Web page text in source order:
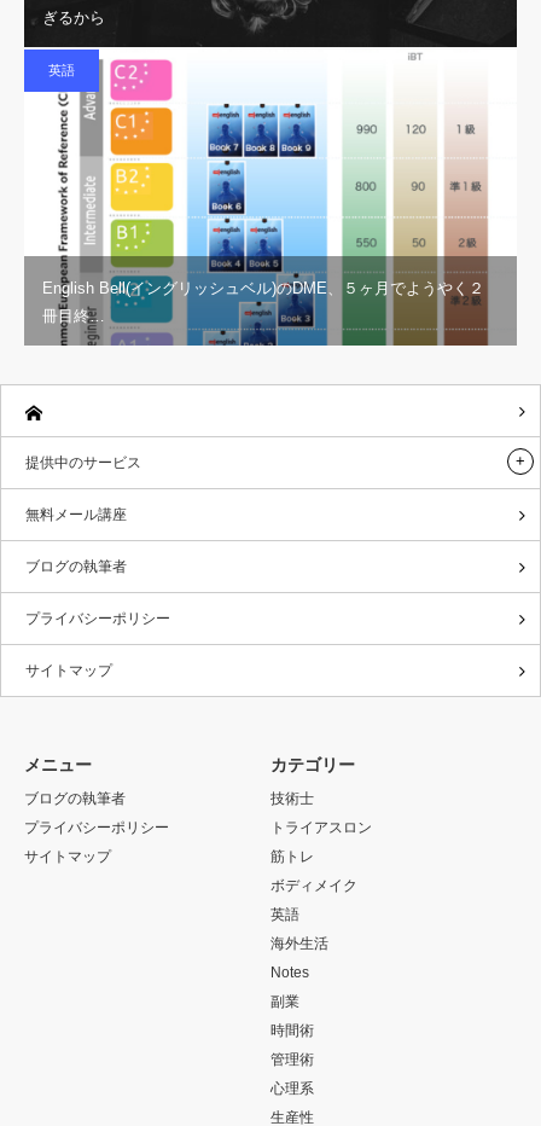
ぎるから
英語
English Bell(イングリッシュベル)のDME、５ヶ月でようやく２
冊目終…
提供中のサービス
無料メール講座
ブログの執筆者
プライバシーポリシー
サイトマップ
メニュー
ブログの執筆者
プライバシーポリシー
サイトマップ
カテゴリー
技術士
トライアスロン
筋トレ
ボディメイク
英語
海外生活
Notes
副業
時間術
管理術
心理系
生産性